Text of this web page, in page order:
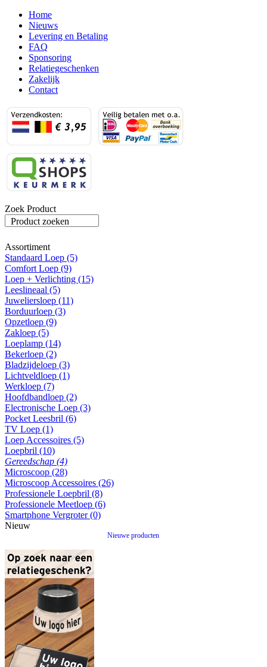
Home
Nieuws
Levering en Betaling
FAQ
Sponsoring
Relatiegeschenken
Zakelijk
Contact
Zoek Product
Product zoeken
Assortiment
Standaard Loep (5)
Comfort Loep (9)
Loep + Verlichting (15)
Leeslineaal (5)
Juweliersloep (11)
Borduurloep (3)
Opzetloep (9)
Zakloep (5)
Loeplamp (14)
Bekerloep (2)
Bladzijdeloep (3)
Lichtveldloep (1)
Werkloep (7)
Hoofdbandloep (2)
Electronische Loep (3)
Pocket Leesbril (6)
TV Loep (1)
Loep Accessoires (5)
Loepbril (10)
Gereedschap (4)
Microscoop (28)
Microscoop Accessoires (26)
Professionele Loepbril (8)
Professionele Meetloep (6)
Smartphone Vergroter (0)
Nieuw
Nieuwe producten